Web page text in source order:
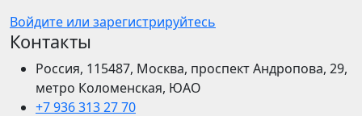
Войдите или зарегистрируйтесь
Контакты
Россия, 115487, Москва, проспект Андропова, 29,
метро Коломенская, ЮАО
+7 936 313 27 70